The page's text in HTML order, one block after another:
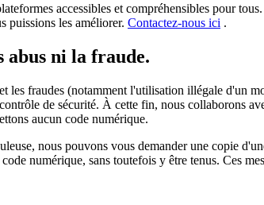
accessibles et compréhensibles pour
puissions les améliorer. Contactez-nous ici .
abus ni la fraude.
les fraudes (notamment l'utilisation illégale d'un
de sécurité. À cette fin, nous collaborons
aucun code numérique.
nous pouvons vous demander une copie
numérique, sans toutefois y être tenus. Ces